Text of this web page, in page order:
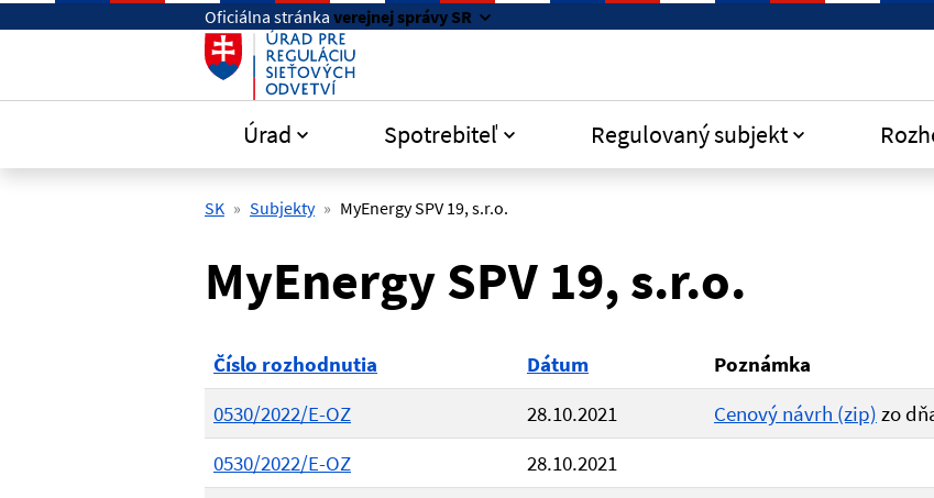
Preskočiť na hlavný obsahOficiálna stránka verejnej správy SR
Úrad Spotrebiteľ Regulovaný subjekt
SK Subjekty MyEnergy SPV 19, s.r.o.
MyEnergy SPV 19, s.r.o.
Číslo rozhodnutia Dátum
Poznámka
0530/2022/E-OZ
28.10.2021 Cenový návrh (zip) zo
0530/2022/E-OZ
28.10.2021